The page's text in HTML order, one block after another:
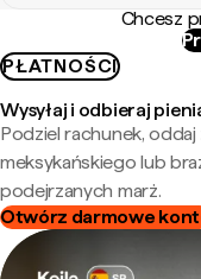
Chcesz
PŁATNOŚCI
Wysyłaj i odbieraj
Podziel rachunek,
meksykańskiego lub
podejrzanych marż.
Otwórz darmowe